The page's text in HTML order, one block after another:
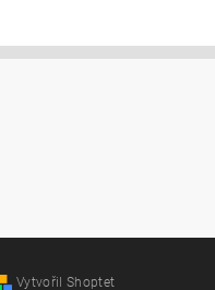
Vytvořil Shoptet